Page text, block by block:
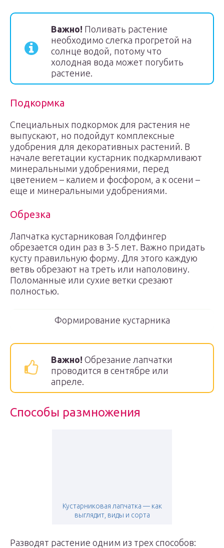
Важно! Поливать растение
необходимо слегка прогретой на
солнце водой, потому что
холодная вода может погубить
растение.
Подкормка
Специальных подкормок для растения не
выпускают, но подойдут комплексные
удобрения для декоративных растений. В
начале вегетации кустарник подкармливают
минеральными удобрениями, перед
цветением – калием и фосфором, а к осени –
еще и минеральными удобрениями.
Обрезка
Лапчатка кустарниковая Голдфингер
обрезается один раз в 3-5 лет. Важно придать
кусту правильную форму. Для этого каждую
ветвь обрезают на треть или наполовину.
Поломанные или сухие ветки срезают
полностью.
Формирование кустарника
Важно! Обрезание лапчатки
проводится в сентябре или
апреле.
Способы размножения
Кустарниковая лапчатка — как
выглядит, виды и сорта
Разводят растение одним из трех способов: